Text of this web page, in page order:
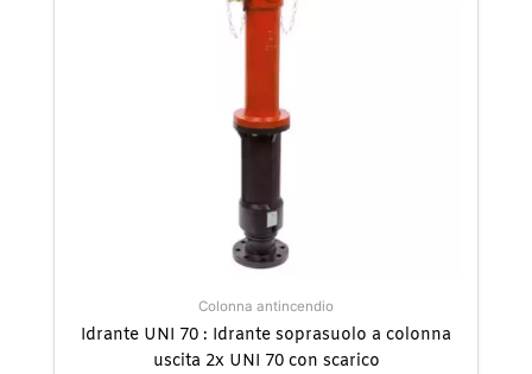
Colonna antincendio
Idrante UNI 70 : Idrante soprasuolo a colonna
uscita 2x UNI 70 con scarico